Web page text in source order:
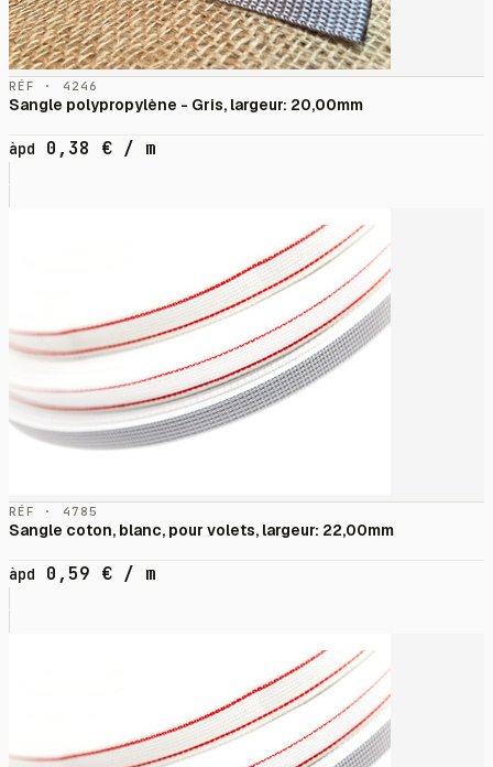
RÉF · 4246
Sangle polypropylène - Gris, largeur: 20,00mm
àpd 0,38 € / m
RÉF · 4785
Sangle coton, blanc, pour volets, largeur: 22,00mm
àpd 0,59 € / m